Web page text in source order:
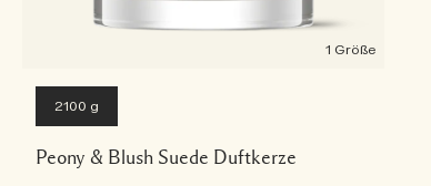
1 Größe
2100 g
Peony & Blush Suede Duftkerze